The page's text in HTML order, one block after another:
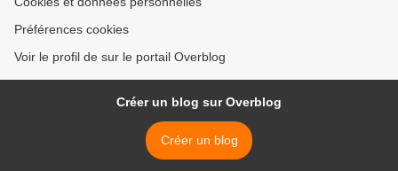
Préférences cookies
Voir le profil de sur le portail Overblog
Créer un blog sur Overblog
Créer un blog